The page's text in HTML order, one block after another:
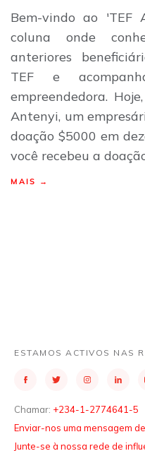
Bem-vindo ao 'TEF
coluna onde
anteriores
TEF e
empreendedora.
Antenyi, um
doação $5000 em
você recebeu a
MAIS →
ESTAMOS ACTIVOS NAS
Chamar: +234-1-2774641-5
Enviar-nos uma mensagem
Junte-se à nossa rede de